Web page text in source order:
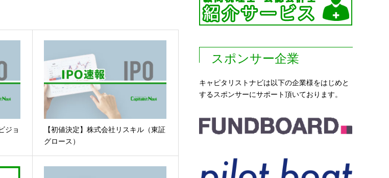
ジョ
【初値決定】株式会社リスキル（東証
グロース）
スポンサー企業
キャピタリストナビは以下の企業様をはじめと
するスポンサーにサポート頂いております。